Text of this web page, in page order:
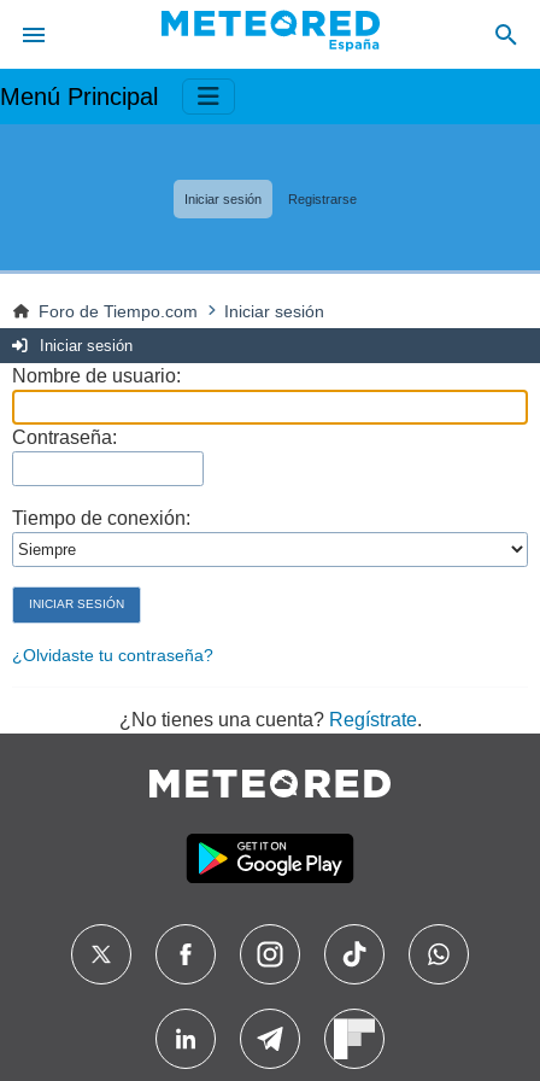
Menú Principal
Iniciar sesión Registrarse
Foro de Tiempo.com Iniciar sesión
Iniciar sesión
Nombre de usuario:
Contraseña:
Tiempo de conexión:
¿Olvidaste tu contraseña?
¿No tienes una cuenta? Regístrate.